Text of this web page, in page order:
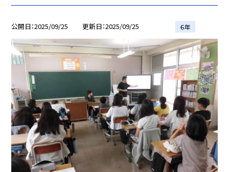
公開日 2025/09/25 更新日 2025/09/25 ６年